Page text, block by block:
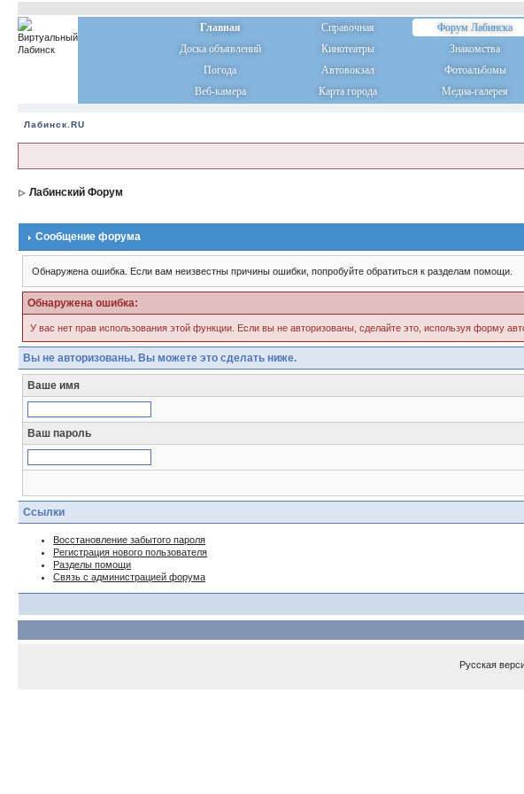
Главная Справочная Форум Лабинска
Доска объявлений
Кинотеатры Знакомства
Погода
Автовокзал Фотоальбомы
Веб-камера
Карта города Медиа-галерея
Лабинск.RU
Лабинский Форум
Сообщение форума
Обнаружена ошибка. Если вам неизвестны причины ошибки, попробуйте обратиться к разделам помощи.
Обнаружена ошибка:
У вас нет прав использования этой функции. Если вы не авторизованы, сделайте это, используя форму
Вы не авторизованы. Вы можете это сделать ниже.
Ваше имя
Ваш пароль
Ссылки
Восстановление забытого пароля
Регистрация нового пользователя
Разделы помощи
Связь с администрацией форума
Русская